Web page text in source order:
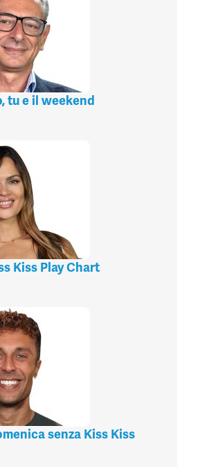
tu e il weekend
Kiss Play Chart
senza Kiss Kiss